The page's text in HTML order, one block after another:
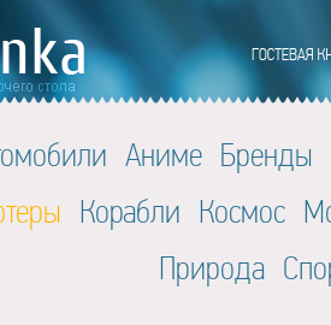
Аниме Бренды
Корабли Космос
Природа